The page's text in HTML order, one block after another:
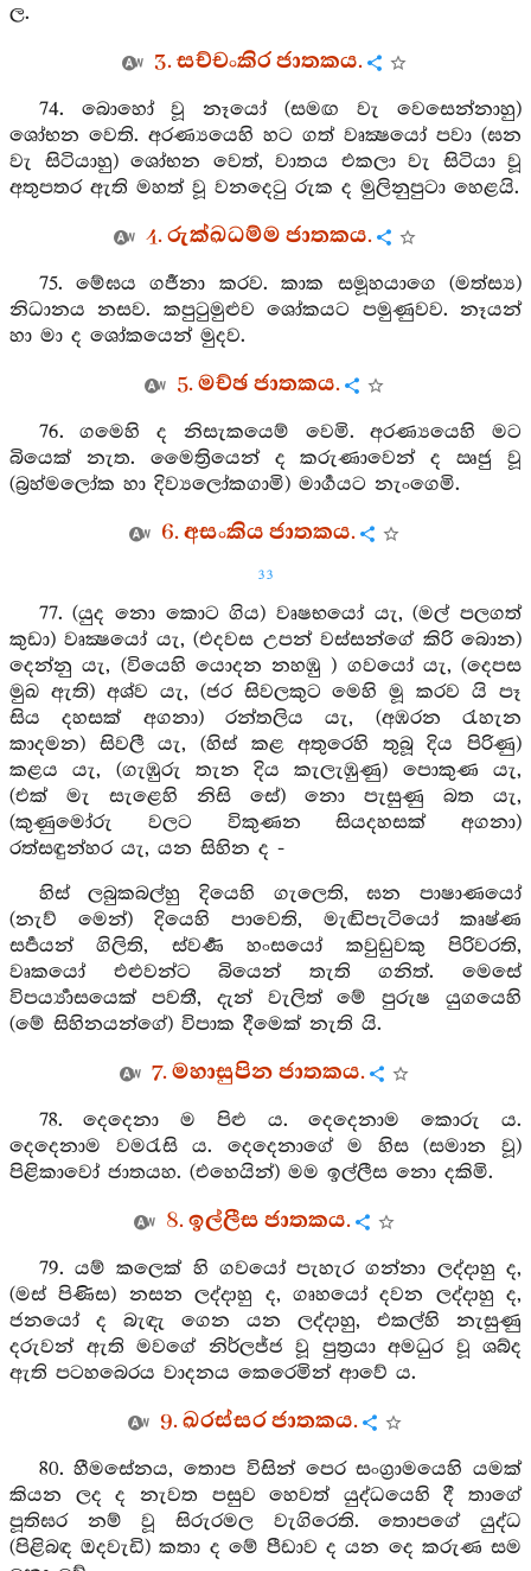
ල.
3. සච්චංකිර ජාතකය.
74. බොහෝ වූ නෑයෝ (සමඟ වැ වෙසෙන්නාහු)
ශෝභන වෙති. අරණ්‍යයෙහි හට ගත් වෘක්‍ෂයෝ පවා (ඝන
වැ සිටියාහු) ශෝභන වෙත්, වාතය එකලා වැ සිටියා වූ
අතුපතර ඇති මහත් වූ වනදෙටු රුක ද මුලිනුපුටා හෙළයි.
4. රුක්ඛධම්ම ජාතකය.
75. මේඝය ගර්‍ජනා කරව. කාක සමූහයාගෙ (මත්ස්‍ය)
නිධානය නසව. කපුටුමුළුව ශෝකයට පමුණුවව. නෑයන්
හා මා ද ශෝකයෙන් මුදව.
5. මච්ඡ ජාතකය.
76. ගමෙහි ද නිසැකයෙම් වෙමි. අරණ්‍යයෙහි මට
බියෙක් නැත. මෛත්‍රියෙන් ද කරුණාවෙන් ද ඍජු වූ
(බ්‍රහ්මලෝක හා දිව්‍යලෝකගාමි) මාර්‍ගයට නැංගෙමි.
6. අසංකිය ජාතකය.
33
77. (යුද නො කොට ගිය) වෘෂභයෝ යැ, (මල් පලගත්
කුඩා) වෘක්‍ෂයෝ යැ, (එදවස උපන් වස්සන්ගේ කිරි බොන)
දෙන්නු යැ, (වියෙහි යොදන නහඹු ) ගවයෝ යැ, (දෙපස
මුඛ ඇති) අශ්ව යැ, (ජර සිවලකුට මෙහි මූ කරව යි පෑ
සිය දහසක් අගනා) රන්තලිය යැ, (අඹරන රැහැන
කාදමන) සිවලී යැ, (හිස් කළ අතුරෙහි තුබූ දිය පිරිණු)
කළය යැ, (ගැඹුරු තැන දිය කැලැඹුණු) පොකුණ යැ,
(එක් මැ සැළෙහි නිසි සේ) නො පැසුණු බත යැ,
(කුණුමෝරු වලට විකුණන සියදහසක් අගනා)
රත්සඳුන්හර යැ, යන සිහින ද -
හිස් ලබුකබල්හු දියෙහි ගැලෙති, ඝන පාෂාණයෝ
(නැව් මෙන්) දියෙහි පාවෙති, මැඬිපැටියෝ කෘෂ්ණ
සර්‍පයන් ගිලිති, ස්වර්‍ණ හංසයෝ කවුඩුවකු පිරිවරති,
වෘකයෝ එළුවන්ට බියෙන් තැති ගනිත්. මෙසේ
විපර්‍ය්‍යාසයෙක් පවතී, දැන් වැලිත් මේ පුරුෂ යුගයෙහි
(මේ සිහිනයන්ගේ) විපාක දීමෙක් නැති යි.
7. මහාසුපින ජාතකය.
78. දෙදෙනා ම පිළු ය. දෙදෙනාම කොරු ය.
දෙදෙනාම වමරැසි ය. දෙදෙනාගේ ම හිස (සමාන වූ)
පිළිකාවෝ ජාතයහ. (එහෙයින්) මම ඉල්ලීස නො දකිමි.
8. ඉල්ලීස ජාතකය.
79. යම් කලෙක් හි ගවයෝ පැහැර ගන්නා ලද්දාහු ද,
(මස් පිණිස) නසන ලද්දාහු ද, ගෘහයෝ දවන ලද්දාහු ද,
ජනයෝ ද බැඳැ ගෙන යන ලද්දාහු, එකල්හි නැසුණු
දරුවන් ඇති මවගේ නිර්ලජ්ජ වූ පුත්‍රයා අමධුර වූ ශබ්ද
ඇති පටහබෙරය වාදනය කෙරෙමින් ආවේ ය.
9. ඛරස්සර ජාතකය.
80. හීමසේනය, තොප විසින් පෙර සංග්‍රාමයෙහි යමක්
කියන ලද ද නැවත පසුව හෙවත් යුද්ධයෙහි දී තාගේ
පූතිඝර නම් වූ සිරුරමල වැගිරෙති. තොපගේ යුද්ධ
(පිළිබඳ ඔදවැඩි) කතා ද මේ පීඩාව ද යන දෙ කරුණ සම